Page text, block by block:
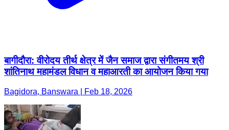
बागीदौरा: वीरोदय तीर्थ क्षेत्र में जैन समाज द्वारा संगीतमय श्री
शांतिनाथ महामंडल विधान व महाआरती का आयोजन किया गया
Bagidora, Banswara | Feb 18, 2026